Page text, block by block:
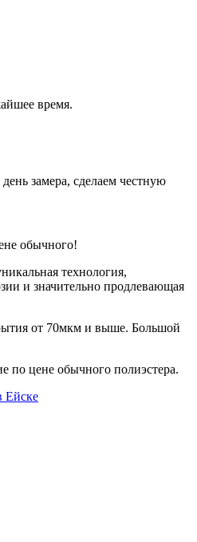
время.
замера, сделаем честную
обычного!
технология,
и значительно продлевающая
от 70мкм и выше. Большой
по цене обычного полиэстера.
Ейске